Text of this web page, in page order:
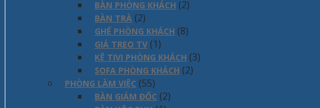
BÀN PHÒNG KHÁCH (2)
BÀN TRÀ (2)
GHẾ PHÒNG KHÁCH (8)
GIÁ TREO TV (1)
KỆ TIVI PHÒNG KHÁCH (3)
SOFA PHÒNG KHÁCH (2)
PHÒNG LÀM VIỆC (55)
BÀN GIÁM ĐỐC (2)